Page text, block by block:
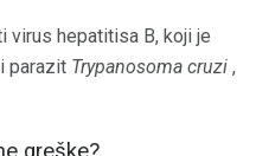
virus hepatitisa B, koji je
parazit Trypanosoma cruzi ,